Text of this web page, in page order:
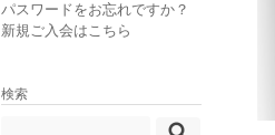
パスワードをお忘れですか？
新規ご入会はこちら
検索